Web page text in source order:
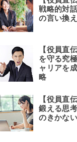
戦略的対
の言い換
【役員直
を守る究
ャリアを
略
【役員直
鍛える思
のきかな